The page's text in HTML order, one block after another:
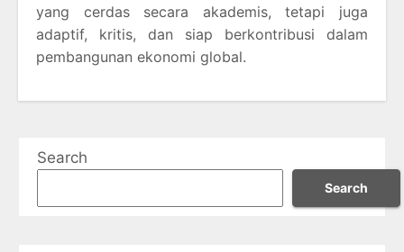
yang cerdas secara akademis, tetapi juga
adaptif, kritis, dan siap berkontribusi dalam
pembangunan ekonomi global.
Search
Search